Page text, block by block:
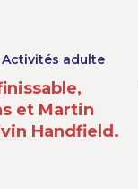
Activités adulte
et Martin
Handfield.